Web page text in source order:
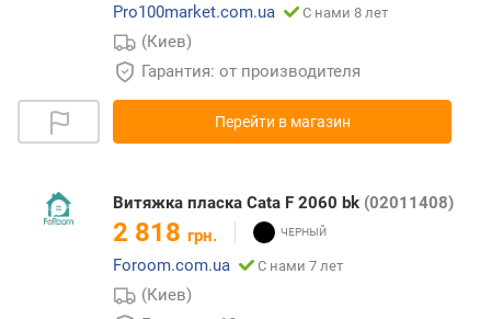
Pro100market.com.ua
С нами 8 лет
(Киев)
Гарантия: от производителя
Перейти в магазин
Витяжка пласка Cata F 2060 bk (02011408)
2 818 грн.
Foroom.com.ua
С нами 7 лет
(Киев)